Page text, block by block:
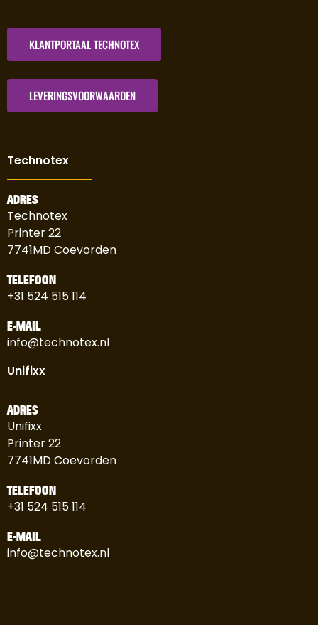
KLANTPORTAAL TECHNOTEX
LEVERINGSVOORWAARDEN
Technotex
ADRES
Technotex
Printer 22
7741MD Coevorden
TELEFOON
+31 524 515 114
E-MAIL
info@technotex.nl
Unifixx
ADRES
Unifixx
Printer 22
7741MD Coevorden
TELEFOON
+31 524 515 114
E-MAIL
info@technotex.nl